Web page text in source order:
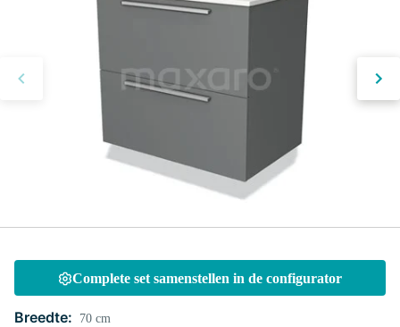
Complete set samenstellen in de configurator
Breedte: 70 cm